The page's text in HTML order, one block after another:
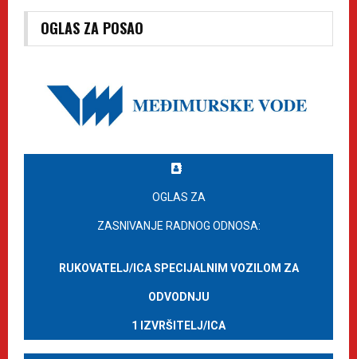
OGLAS ZA POSAO
OGLAS ZA
ZASNIVANJE RADNOG ODNOSA:
RUKOVATELJ/ICA SPECIJALNIM VOZILOM ZA
ODVODNJU
1 IZVRŠITELJ/ICA